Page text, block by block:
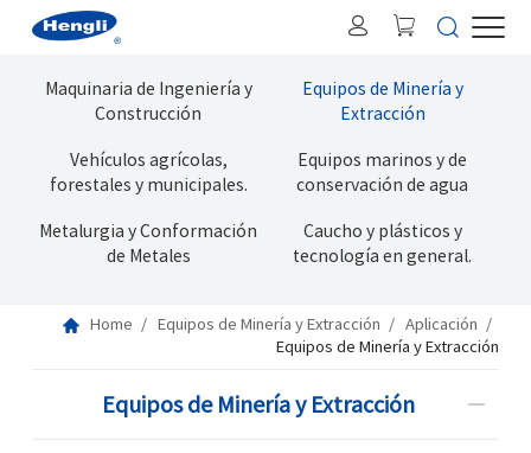
Maquinaria de Ingeniería y
Construcción
Equipos de Minería y
Extracción
Vehículos agrícolas,
forestales y municipales.
Equipos marinos y de
conservación de agua
Metalurgia y Conformación
de Metales
Caucho y plásticos y
tecnología en general.
Home Equipos de Minería y Extracción
Aplicación
Equipos de Minería y Extracción
Equipos de Minería y Extracción